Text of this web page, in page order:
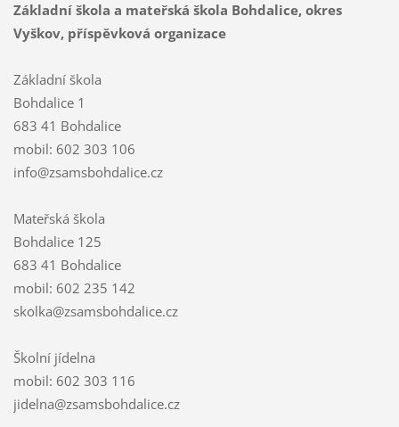
Základní škola a mateřská škola Bohdalice, okres
Vyškov, příspěvková organizace
Základní škola
Bohdalice 1
683 41 Bohdalice
mobil: 602 303 106
info@zsamsbohdalice.cz
Mateřská škola
Bohdalice 125
683 41 Bohdalice
mobil: 602 235 142
skolka@zsamsbohdalice.cz
Školní jídelna
mobil: 602 303 116
jidelna@zsamsbohdalice.cz